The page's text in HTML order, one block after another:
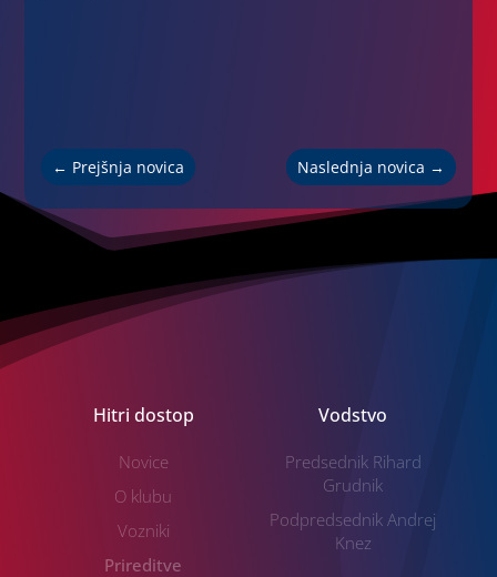
← Prejšnja novica Naslednja novica →
Hitri dostop
Novice
O klubu
Vozniki
Prireditve
Vodstvo
Predsednik Rihard
Grudnik
Podpredsednik Andrej
Knez